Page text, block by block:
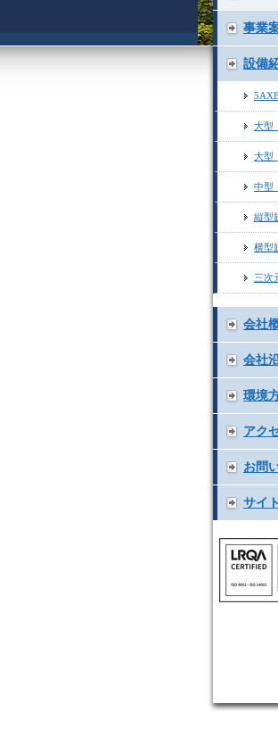
事業
設備
大型
大型
中型
縦型
横型
三次
会社
会社
環境
アク
お問
サイ